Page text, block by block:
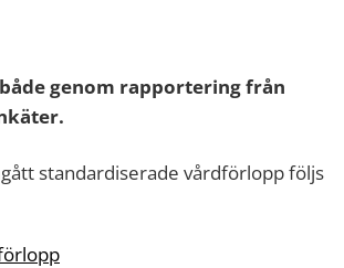
genom rapportering från
standardiserade vårdförlopp följs